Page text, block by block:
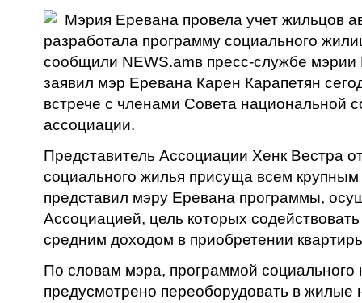
Мэрия Еревана провела учет жильцов
разработала программу социального
сообщили NEWS.amв пресс-службе мэрии
заявил мэр Еревана Карен Карапетян
встрече с членами Совета национальной
ассоциации.
Представитель Ассоциации Хенк Вестра
социального жилья присуща всем
представил мэру Еревана программы,
Ассоциацией, цель которых
средним доходом в приобретении
По словам мэра, программой социального
предусмотрено переоборудовать в жилые